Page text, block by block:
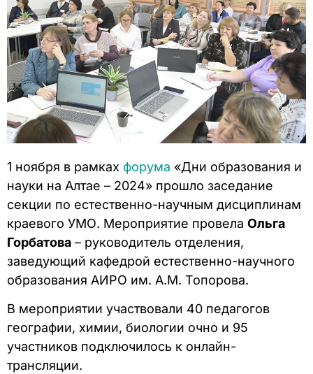
1 ноября в рамках форума «Дни образования и
науки на Алтае – 2024» прошло заседание
секции по естественно-научным дисциплинам
краевого УМО. Мероприятие провела Ольга
Горбатова – руководитель отделения,
заведующий кафедрой естественно-научного
образования АИРО им. А.М. Топорова.
В мероприятии участвовали 40 педагогов
географии, химии, биологии очно и 95
участников подключилось к онлайн-
трансляции.